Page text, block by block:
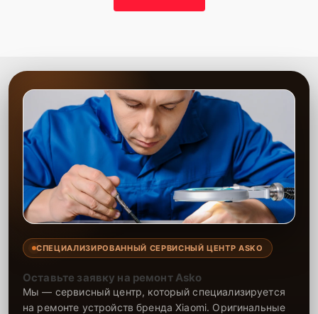
СПЕЦИАЛИЗИРОВАННЫЙ СЕРВИСНЫЙ ЦЕНТР ASKO
Оставьте заявку на ремонт Asko
Мы — сервисный центр, который специализируется
на ремонте устройств бренда Xiaomi. Оригинальные